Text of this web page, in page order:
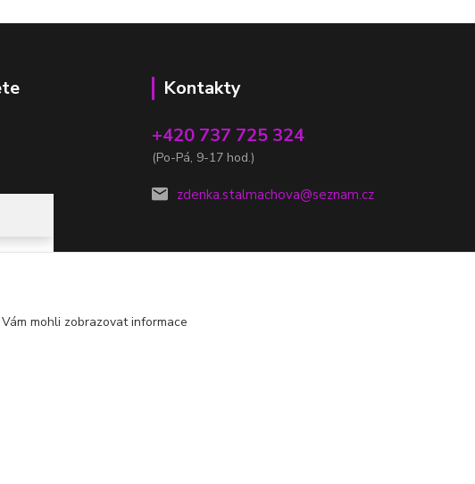
Kontakty
+420 737 725 324
(Po-Pá, 9-17 hod.)
zdenka.stalmachova@seznam.cz
mohli zobrazovat informace